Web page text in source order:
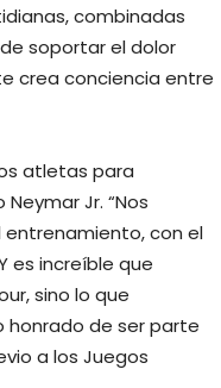
combinadas
soportar el dolor
crea conciencia entre
atletas para
Jr. “Nos
con el
es increíble que
sino lo que
honrado de ser parte
a los Juegos